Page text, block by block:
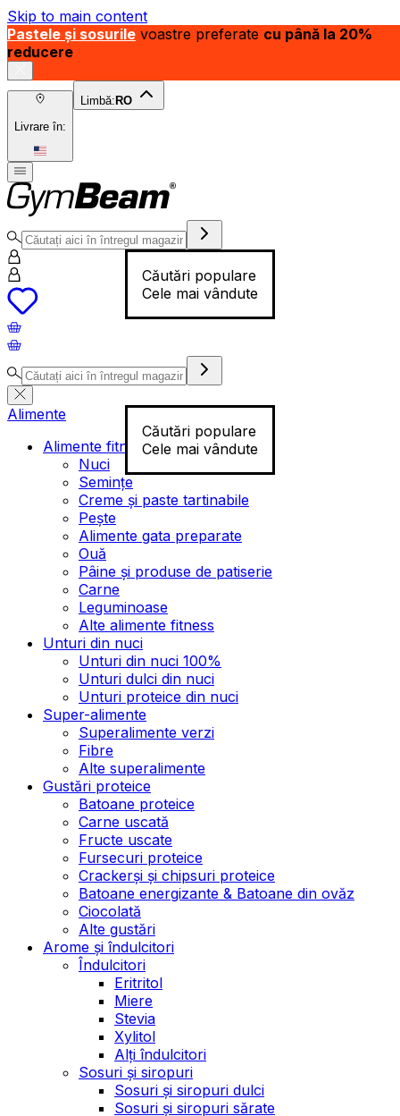
Skip to main content
Pastele și sosurile voastre preferate cu până la 20%
reducere
Livrare în:
Limbă: RO
Căutări populare
Cele mai vândute
Căutări populare
Cele mai vândute
Alimente
Alimente fitness
Nuci
Semințe
Creme și paste tartinabile
Pește
Alimente gata preparate
Ouă
Pâine și produse de patiserie
Carne
Leguminoase
Alte alimente fitness
Unturi din nuci
Unturi din nuci 100%
Unturi dulci din nuci
Unturi proteice din nuci
Super-alimente
Superalimente verzi
Fibre
Alte superalimente
Gustări proteice
Batoane proteice
Carne uscată
Fructe uscate
Fursecuri proteice
Crackerși și chipsuri proteice
Batoane energizante & Batoane din ovăz
Ciocolată
Alte gustări
Arome și îndulcitori
Îndulcitori
Eritritol
Miere
Stevia
Xylitol
Alți îndulcitori
Sosuri și siropuri
Sosuri și siropuri dulci
Sosuri și siropuri sărate